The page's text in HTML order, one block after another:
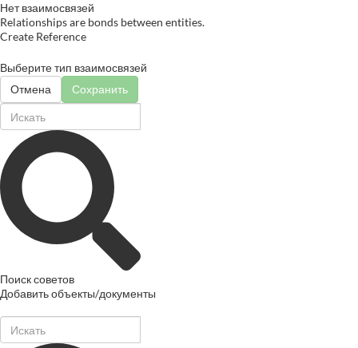
Нет взаимосвязей
Relationships are bonds between entities.
Create Reference
Выберите тип взаимосвязей
Отмена
Сохранить
Поиск советов
Добавить объекты/документы